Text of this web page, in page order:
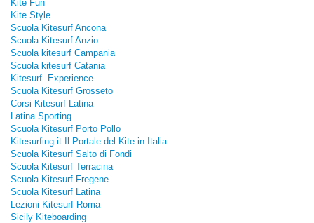
Kite Fun
Kite Style
Scuola Kitesurf Ancona
Scuola Kitesurf Anzio
Scuola kitesurf Campania
Scuola kitesurf Catania
Kitesurf Experience
Scuola Kitesurf Grosseto
Corsi Kitesurf Latina
Latina Sporting
Scuola Kitesurf Porto Pollo
Kitesurfing.it Il Portale del Kite in Italia
Scuola Kitesurf Salto di Fondi
Scuola Kitesurf Terracina
Scuola Kitesurf Fregene
Scuola Kitesurf Latina
Lezioni Kitesurf Roma
Sicily Kiteboarding